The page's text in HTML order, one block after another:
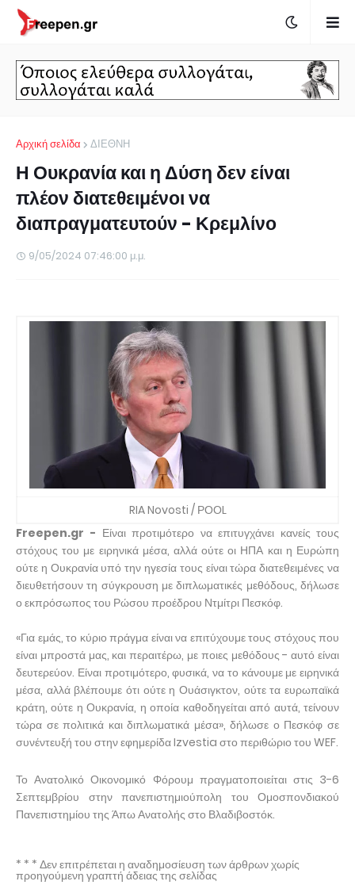
Αρχική σελίδα ΔΙΕΘΝΗ
Η Ουκρανία και η Δύση δεν είναι
πλέον διατεθειμένοι να
διαπραγματευτούν - Κρεμλίνο
9/05/2024 07:46:00 μ.μ.
RIA Novosti / ΡΟΟL
Freepen.gr - Είναι προτιμότερο να επιτυγχάνει κανείς τους
στόχους του με ειρηνικά μέσα, αλλά ούτε οι ΗΠΑ και η Ευρώπη
ούτε η Ουκρανία υπό την ηγεσία τους είναι τώρα διατεθειμένες να
διευθετήσουν τη σύγκρουση με διπλωματικές μεθόδους, δήλωσε
ο εκπρόσωπος του Ρώσου προέδρου Ντμίτρι Πεσκόφ.
«Για εμάς, το κύριο πράγμα είναι να επιτύχουμε τους στόχους που
είναι μπροστά μας, και περαιτέρω, με ποιες μεθόδους - αυτό είναι
δευτερεύον. Είναι προτιμότερο, φυσικά, να το κάνουμε με ειρηνικά
μέσα, αλλά βλέπουμε ότι ούτε η Ουάσιγκτον, ούτε τα ευρωπαϊκά
κράτη, ούτε η Ουκρανία, η οποία καθοδηγείται από αυτά, τείνουν
τώρα σε πολιτικά και διπλωματικά μέσα», δήλωσε ο Πεσκόφ σε
συνέντευξή του στην εφημερίδα Izvestia στο περιθώριο του WEF.
Το Ανατολικό Οικονομικό Φόρουμ πραγματοποιείται στις 3-6
Σεπτεμβρίου στην πανεπιστημιούπολη του Ομοσπονδιακού
Πανεπιστημίου της Άπω Ανατολής στο Βλαδιβοστόκ.
* * * Δεν επιτρέπεται η αναδημοσίευση των άρθρων χωρίς
προηγούμενη γραπτή άδειας της σελίδας